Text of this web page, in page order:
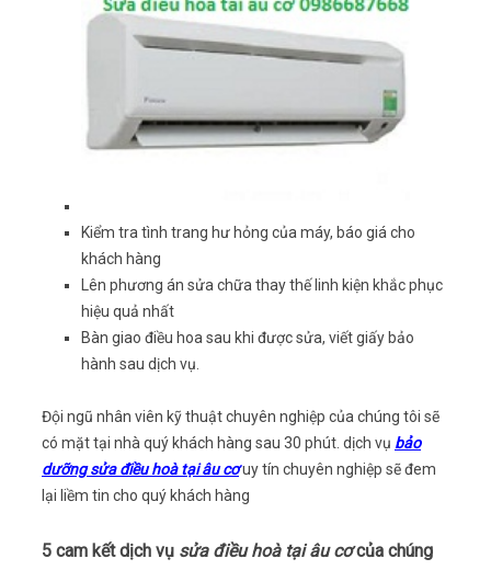
Kiểm tra tình trang hư hỏng của máy, báo giá cho
khách hàng
Lên phương án sửa chữa thay thế linh kiện khắc phục
hiệu quả nhất
Bàn giao điều hoa sau khi được sửa, viết giấy bảo
hành sau dịch vụ.
Đội ngũ nhân viên kỹ thuật chuyên nghiệp của chúng tôi sẽ
có mặt tại nhà quý khách hàng sau 30 phút. dịch vụ bảo
dưỡng sửa điều hoà tại âu cơuy tín chuyên nghiệp sẽ đem
lại liềm tin cho quý khách hàng
5 cam kết dịch vụ sửa điều hoà tại âu cơcủa chúng